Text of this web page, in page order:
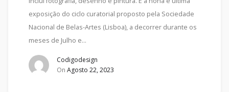
exposição do ciclo curatorial proposto pela Sociedade
Nacional de Belas-Artes (Lisboa), a decorrer durante os
meses de Julho e…
Codigodesign
On Agosto 22, 2023